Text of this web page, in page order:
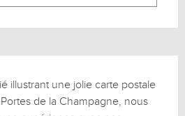
illustrant une jolie carte postale
de la Champagne, nous